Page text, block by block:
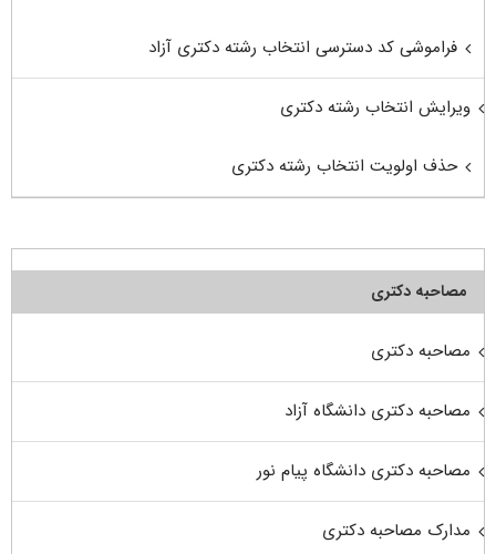
فراموشی کد دسترسی انتخاب رشته دکتری آزاد
ویرایش انتخاب رشته دکتری
حذف اولویت انتخاب رشته دکتری
مصاحبه دکتری
مصاحبه دکتری
مصاحبه دکتری دانشگاه آزاد
مصاحبه دکتری دانشگاه پیام نور
مدارک مصاحبه دکتری